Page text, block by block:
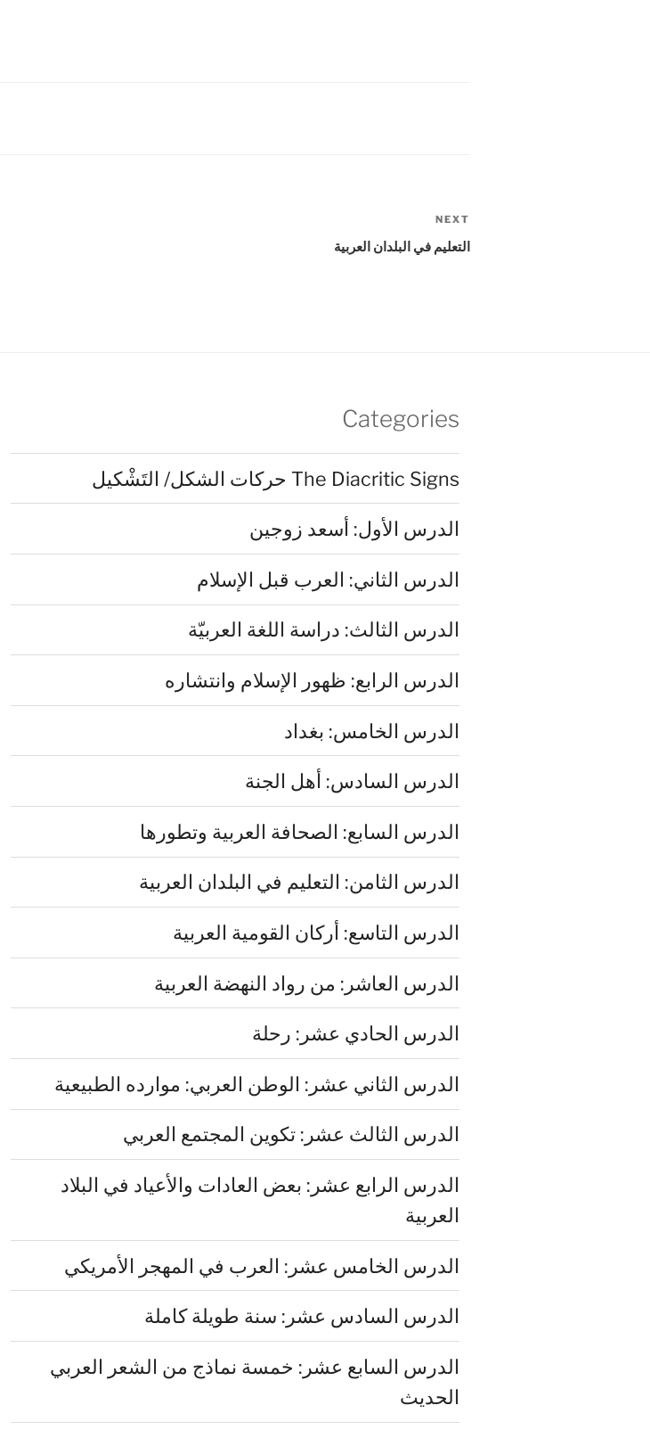
Post
NEXT
التعليم في البلدان العربية
Categories
The Diacritic Signs حركات الشكل/ التَشْكيل
الدرس الأول: أسعد زوجين
الدرس الثاني: العرب قبل الإسلام
الدرس الثالث: دراسة اللغة العربيّة
الدرس الرابع: ظهور الإسلام وانتشاره
الدرس الخامس: بغداد
الدرس السادس: أهل الجنة
الدرس السابع: الصحافة العربية وتطورها
الدرس الثامن: التعليم في البلدان العربية
الدرس التاسع: أركان القومية العربية
الدرس العاشر: من رواد النهضة العربية
الدرس الحادي عشر: رحلة
الدرس الثاني عشر: الوطن العربي: موارده الطبيعية
الدرس الثالث عشر: تكوين المجتمع العربي
الدرس الرابع عشر: بعض العادات والأعياد في البلاد
العربية
الدرس الخامس عشر: العرب في المهجر الأمريكي
الدرس السادس عشر: سنة طويلة كاملة
الدرس السابع عشر: خمسة نماذج من الشعر العربي
الحديث